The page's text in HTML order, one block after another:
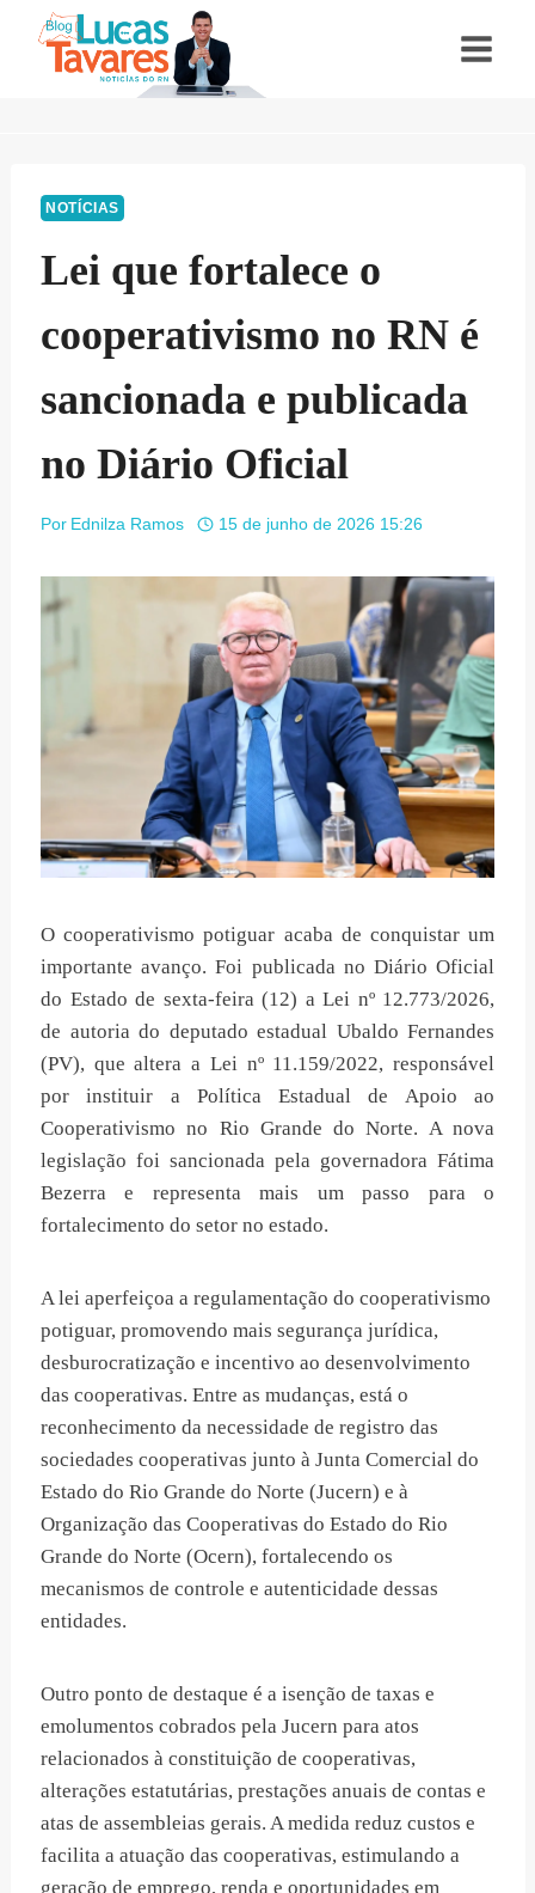
NOTÍCIAS
Lei que fortalece o
cooperativismo no RN é
sancionada e publicada
no Diário Oficial
Por Ednilza Ramos 15 de junho de 2026 15:26
O cooperativismo potiguar acaba de conquistar um
importante avanço. Foi publicada no Diário Oficial
do Estado de sexta-feira (12) a Lei nº 12.773/2026,
de autoria do deputado estadual Ubaldo Fernandes
(PV), que altera a Lei nº 11.159/2022, responsável
por instituir a Política Estadual de Apoio ao
Cooperativismo no Rio Grande do Norte. A nova
legislação foi sancionada pela governadora Fátima
Bezerra e representa mais um passo para o
fortalecimento do setor no estado.
A lei aperfeiçoa a regulamentação do cooperativismo
potiguar, promovendo mais segurança jurídica,
desburocratização e incentivo ao desenvolvimento
das cooperativas. Entre as mudanças, está o
reconhecimento da necessidade de registro das
sociedades cooperativas junto à Junta Comercial do
Estado do Rio Grande do Norte (Jucern) e à
Organização das Cooperativas do Estado do Rio
Grande do Norte (Ocern), fortalecendo os
mecanismos de controle e autenticidade dessas
entidades.
Outro ponto de destaque é a isenção de taxas e
emolumentos cobrados pela Jucern para atos
relacionados à constituição de cooperativas,
alterações estatutárias, prestações anuais de contas e
atas de assembleias gerais. A medida reduz custos e
facilita a atuação das cooperativas, estimulando a
geração de emprego, renda e oportunidades em